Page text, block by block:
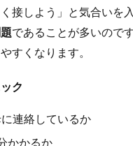
接しよう」と気合いを
であることが多いので
すくなります。
ク
連絡しているか
かかるか